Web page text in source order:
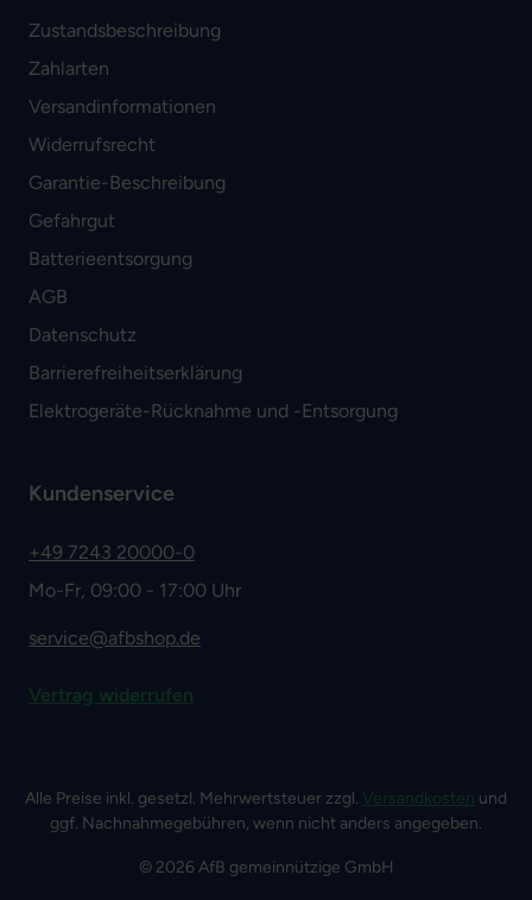
Zustandsbeschreibung
Zahlarten
Versandinformationen
Widerrufsrecht
Garantie-Beschreibung
Gefahrgut
Batterieentsorgung
AGB
Datenschutz
Barrierefreiheitserklärung
Elektrogeräte-Rücknahme und -Entsorgung
Kundenservice
+49 7243 20000-0
Mo-Fr, 09:00 - 17:00 Uhr
service@afbshop.de
Vertrag widerrufen
Alle Preise inkl. gesetzl. Mehrwertsteuer zzgl. Versandkosten und
ggf. Nachnahmegebühren, wenn nicht anders angegeben.
© 2026 AfB gemeinnützige GmbH